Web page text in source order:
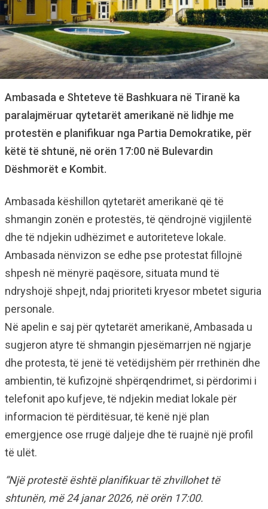
Ambasada e Shteteve të Bashkuara në Tiranë ka
paralajmëruar qytetarët amerikanë në lidhje me
protestën e planifikuar nga Partia Demokratike, për
këtë të shtunë, në orën 17:00 në Bulevardin
Dëshmorët e Kombit.
Ambasada këshillon qytetarët amerikanë që të
shmangin zonën e protestës, të qëndrojnë vigjilentë
dhe të ndjekin udhëzimet e autoriteteve lokale.
Ambasada nënvizon se edhe pse protestat fillojnë
shpesh në mënyrë paqësore, situata mund të
ndryshojë shpejt, ndaj prioriteti kryesor mbetet siguria
personale.
Në apelin e saj për qytetarët amerikanë, Ambasada u
sugjeron atyre të shmangin pjesëmarrjen në ngjarje
dhe protesta, të jenë të vetëdijshëm për rrethinën dhe
ambientin, të kufizojnë shpërqendrimet, si përdorimi i
telefonit apo kufjeve, të ndjekin mediat lokale për
informacion të përditësuar, të kenë një plan
emergjence ose rrugë daljeje dhe të ruajnë një profil
të ulët.
“Një protestë është planifikuar të zhvillohet të
shtunën, më 24 janar 2026, në orën 17:00.